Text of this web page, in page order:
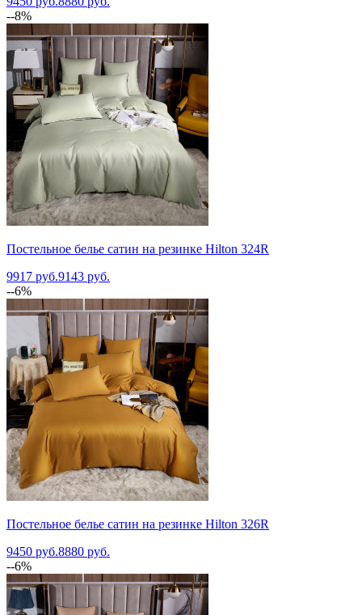
--8%
Постельное белье сатин на резинке Hilton 324R
9917 руб.9143 руб.
--6%
Постельное белье сатин на резинке Hilton 326R
9450 руб.8880 руб.
--6%